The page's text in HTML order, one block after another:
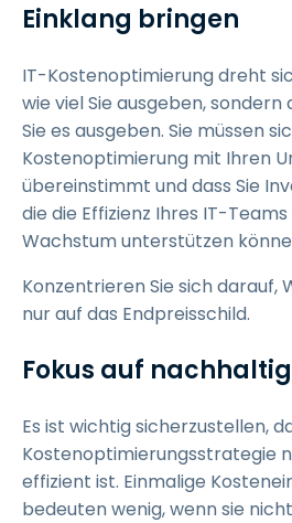
Einklang bringen
IT-Kostenoptimierung dreht
wie viel Sie ausgeben,
Sie es ausgeben. Sie müssen
Kostenoptimierung mit Ihren
übereinstimmt und dass Sie
die die Effizienz Ihres IT-
Wachstum unterstützen
Konzentrieren Sie sich darauf,
nur auf das Endpreisschild.
Fokus auf
Es ist wichtig sicherzustellen,
Kostenoptimierungsstrategie
effizient ist. Einmalige
bedeuten wenig, wenn sie